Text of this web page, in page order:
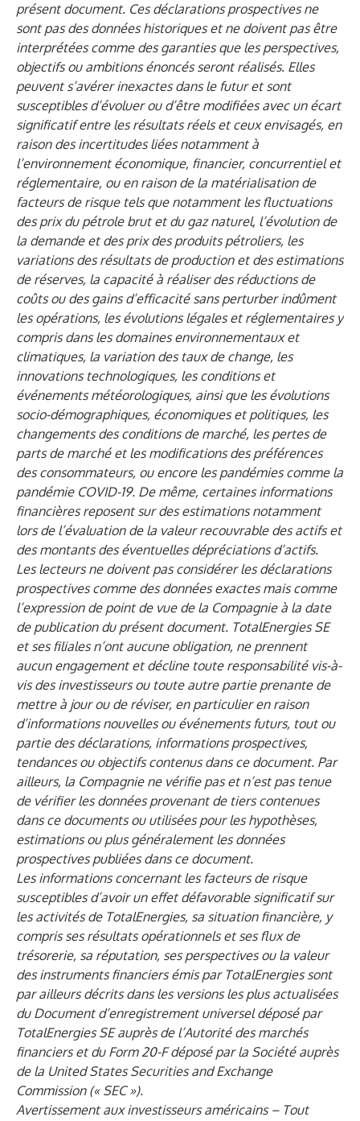
présent document. Ces déclarations prospectives ne
sont pas des données historiques et ne doivent pas être
interprétées comme des garanties que les perspectives,
objectifs ou ambitions énoncés seront réalisés. Elles
peuvent s’avérer inexactes dans le futur et sont
susceptibles d’évoluer ou d’être modifiées avec un écart
significatif entre les résultats réels et ceux envisagés, en
raison des incertitudes liées notamment à
l’environnement économique, financier, concurrentiel et
réglementaire, ou en raison de la matérialisation de
facteurs de risque tels que notamment les fluctuations
des prix du pétrole brut et du gaz naturel, l’évolution de
la demande et des prix des produits pétroliers, les
variations des résultats de production et des estimations
de réserves, la capacité à réaliser des réductions de
coûts ou des gains d’efficacité sans perturber indûment
les opérations, les évolutions légales et réglementaires y
compris dans les domaines environnementaux et
climatiques, la variation des taux de change, les
innovations technologiques, les conditions et
événements météorologiques, ainsi que les évolutions
socio-démographiques, économiques et politiques, les
changements des conditions de marché, les pertes de
parts de marché et les modifications des préférences
des consommateurs, ou encore les pandémies comme la
pandémie COVID-19. De même, certaines informations
financières reposent sur des estimations notamment
lors de l’évaluation de la valeur recouvrable des actifs et
des montants des éventuelles dépréciations d’actifs.
Les lecteurs ne doivent pas considérer les déclarations
prospectives comme des données exactes mais comme
l’expression de point de vue de la Compagnie à la date
de publication du présent document. TotalEnergies SE
et ses filiales n’ont aucune obligation, ne prennent
aucun engagement et décline toute responsabilité vis-à-
vis des investisseurs ou toute autre partie prenante de
mettre à jour ou de réviser, en particulier en raison
d’informations nouvelles ou événements futurs, tout ou
partie des déclarations, informations prospectives,
tendances ou objectifs contenus dans ce document. Par
ailleurs, la Compagnie ne vérifie pas et n’est pas tenue
de vérifier les données provenant de tiers contenues
dans ce documents ou utilisées pour les hypothèses,
estimations ou plus généralement les données
prospectives publiées dans ce document.
Les informations concernant les facteurs de risque
susceptibles d’avoir un effet défavorable significatif sur
les activités de TotalEnergies, sa situation financière, y
compris ses résultats opérationnels et ses flux de
trésorerie, sa réputation, ses perspectives ou la valeur
des instruments financiers émis par TotalEnergies sont
par ailleurs décrits dans les versions les plus actualisées
du Document d’enregistrement universel déposé par
TotalEnergies SE auprès de l’Autorité des marchés
financiers et du Form 20-F déposé par la Société auprès
de la United States Securities and Exchange
Commission (« SEC »).
Avertissement aux investisseurs américains – Tout